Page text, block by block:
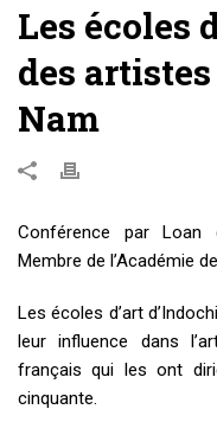
Les écoles
des
Nam
Conférence par Loan
Membre de l’Académie
Les écoles d’art
leur influence dans
français qui les ont
cinquante.